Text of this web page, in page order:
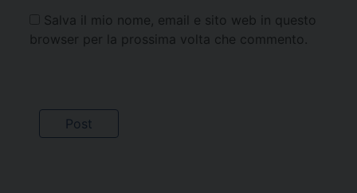
Salva il mio nome, email e sito web in questo
browser per la prossima volta che commento.